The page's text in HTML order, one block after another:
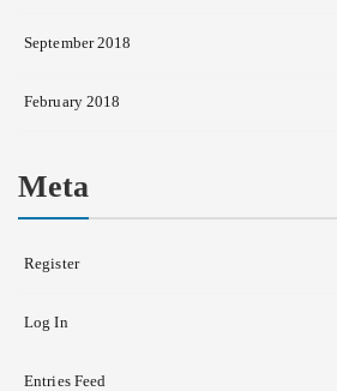
September 2018
February 2018
Meta
Register
Log In
Entries Feed